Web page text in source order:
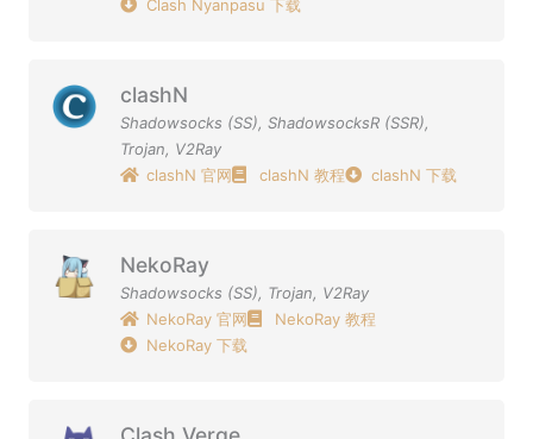
Clash Nyanpasu 下载
clashN
Shadowsocks (SS), ShadowsocksR (SSR),
Trojan, V2Ray
clashN 官网
clashN 教程 clashN 下载
NekoRay
Shadowsocks (SS), Trojan, V2Ray
NekoRay 官网
NekoRay 教程
NekoRay 下载